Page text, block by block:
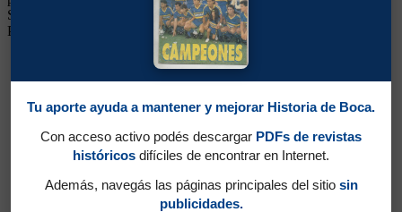
Sarmiento de Junín, Newell's, Loma Negra de Olavarría, Ferro de
Pico y Unión Española de Chile
Tu aporte ayuda a mantener y mejorar Historia de Boca.
Con acceso activo podés descargar PDFs de revistas
históricos difíciles de encontrar en Internet.
Además, navegás las páginas principales del sitio sin
publicidades.